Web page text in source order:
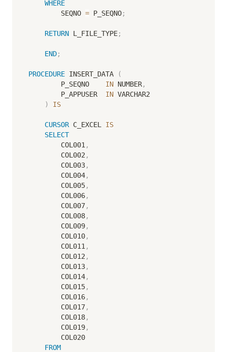
WHERE
        SEQNO
= P_SEQNO;
RETURN L_FILE_TYPE;
END;
PROCEDURE INSERT_DATA
(
        P_SEQNO
IN NUMBER,
        P_APPUSER
IN VARCHAR2
)
IS
CURSOR C_EXCEL IS
SELECT
        COL001
,
        COL002
,
        COL003
,
        COL004
,
        COL005
,
        COL006
,
        COL007
,
        COL008
,
        COL009
,
        COL010
,
        COL011
,
        COL012
,
        COL013
,
        COL014
,
        COL015
,
        COL016
,
        COL017
,
        COL018
,
        COL019
,
FROM